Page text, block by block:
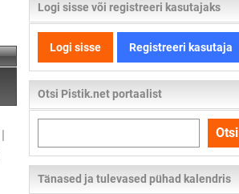
|
Logi sisse või registreeri kasutajaks
Logi sisse Registreeri kasutaja
Otsi Pistik.net portaalist
kogu
lehelt
Otsi
Tänased ja tulevased pühad kalendris